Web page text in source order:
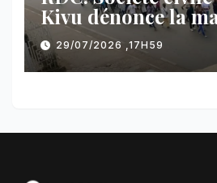
Kivu dénonce la
des
l’AFC/M23
29/07/2026 ,17H59